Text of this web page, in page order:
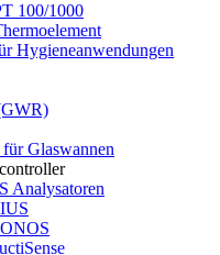
100/1000
Hygieneanwendungen
Glaswannen
Analysatoren